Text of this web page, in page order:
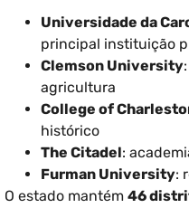
Universidade da
principal instituição
Clemson University
agricultura
College of
histórico
The Citadel:
Furman University:
O estado mantém 46